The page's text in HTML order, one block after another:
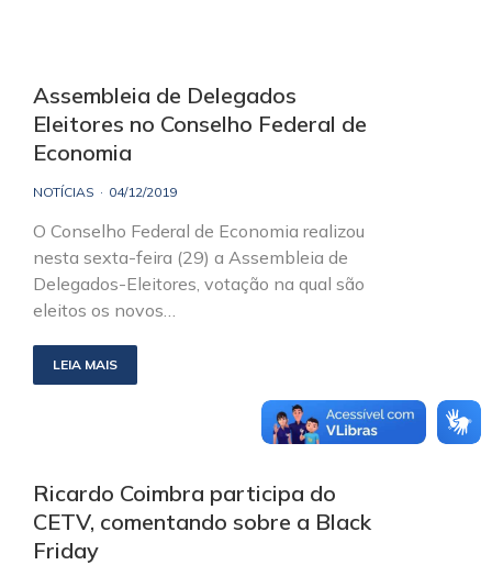
Assembleia de Delegados
Eleitores no Conselho Federal de
Economia
NOTÍCIAS 04/12/2019
O Conselho Federal de Economia realizou
nesta sexta-feira (29) a Assembleia de
Delegados-Eleitores, votação na qual são
eleitos os novos…
LEIA MAIS
Ricardo Coimbra participa do
CETV, comentando sobre a Black
Friday